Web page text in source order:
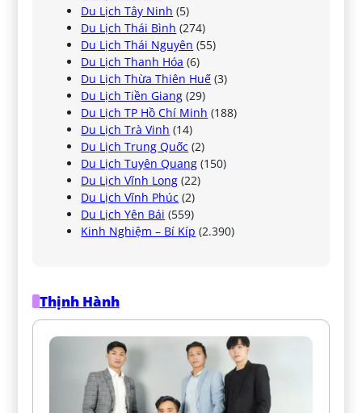
Du Lịch Tây Ninh (5)
Du Lịch Thái Bình (274)
Du Lịch Thái Nguyên (55)
Du Lịch Thanh Hóa (6)
Du Lịch Thừa Thiên Huế (3)
Du Lịch Tiền Giang (29)
Du Lịch TP Hồ Chí Minh (188)
Du Lịch Trà Vinh (14)
Du Lịch Trung Quốc (2)
Du Lịch Tuyên Quang (150)
Du Lịch Vĩnh Long (22)
Du Lịch Vĩnh Phúc (2)
Du Lịch Yên Bái (559)
Kinh Nghiệm – Bí Kíp (2.390)
Thịnh Hành